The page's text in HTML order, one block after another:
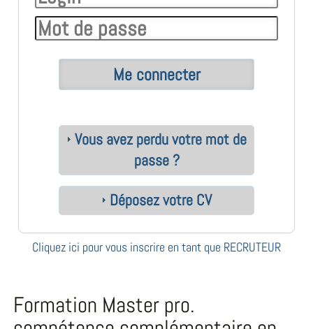
Vous avez perdu votre mot de
passe ?
Déposez votre CV
Cliquez ici pour vous inscrire en tant que RECRUTEUR
Formation Master pro.